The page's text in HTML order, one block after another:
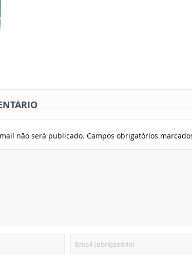
não será publicado. Campos obrigatórios